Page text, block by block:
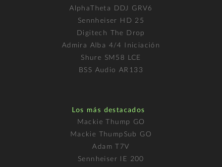
AlphaTheta DDJ GRV6
Sennheiser HD 25
Digitech The Drop
Admira Alba 4/4 Iniciación
Shure SM58 LCE
BSS Audio AR133
Los más destacados
Mackie Thump GO
Mackie ThumpSub GO
Adam T7V
Sennheiser IE 200